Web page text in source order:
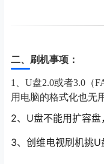
二、刷机事项：
1、U盘2.0或者3.0（
用电脑的格式化也无
2、U盘不能用扩容盘
3、创维电视刷机挑U